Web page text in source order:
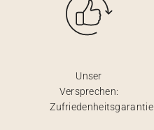
Unser
Versprechen:
Zufriedenheitsgarantie